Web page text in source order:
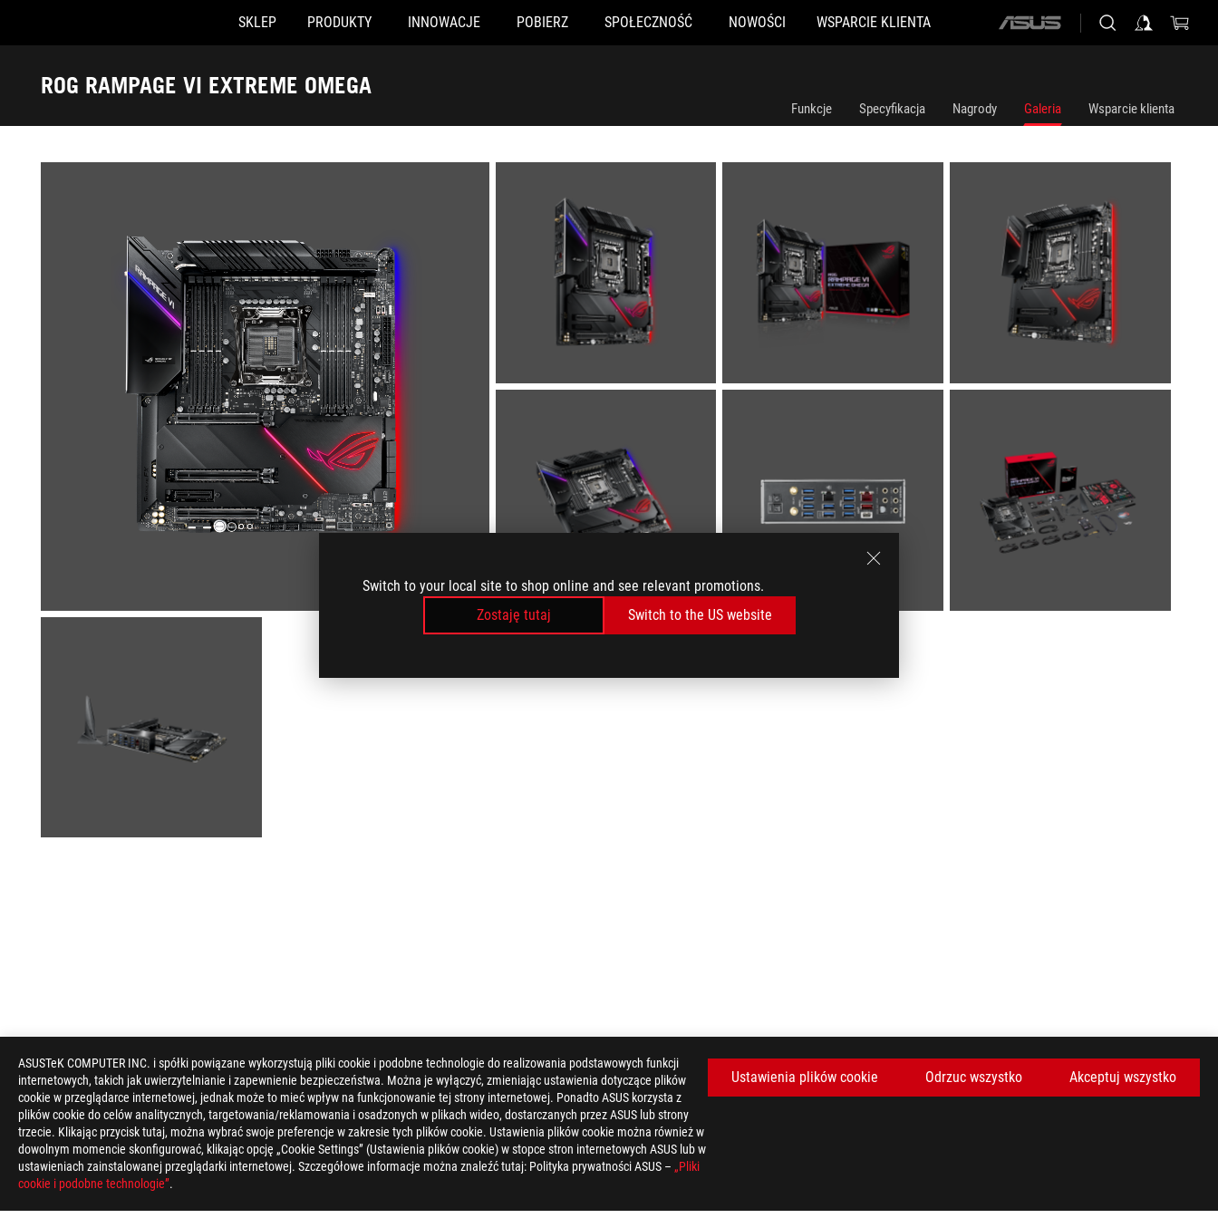
ASUSTeK COMPUTER INC. i spółki powiązane wykorzystują pliki cookie i podobne technologie do realizowania podstawowych funkcji
internetowych, takich jak uwierzytelnianie i zapewnienie bezpieczeństwa. Można je wyłączyć, zmieniając ustawienia dotyczące plików
cookie w przeglądarce internetowej, jednak może to mieć wpływ na funkcjonowanie tej strony internetowej. Ponadto ASUS korzysta z
plików cookie do celów analitycznych, targetowania/reklamowania i osadzonych w plikach wideo, dostarczanych przez ASUS lub strony
trzecie. Klikając przycisk tutaj, można wybrać swoje preferencje w zakresie tych plików cookie. Ustawienia plików cookie można również w
dowolnym momencie skonfigurować, klikając opcję „Cookie Settings” (Ustawienia plików cookie) w stopce stron internetowych ASUS lub w
ustawieniach zainstalowanej przeglądarki internetowej. Szczegółowe informacje można znaleźć tutaj: Polityka prywatności ASUS – „Pliki
cookie i podobne technologie”.
Ustawienia plików cookie Odrzuc wszystko Akceptuj wszystko
Switch to your local site to shop online and see relevant promotions.
Zostaję tutaj
Switch to the US website
Accessibility links
SKLEP PRODUKTY INNOWACJE POBIERZ SPOŁECZNOŚĆ NOWOŚCI WSPARCIE KLIENTA
ASUS
ROG RAMPAGE VI EXTREME OMEGA
Galeria
Funkcje Specyfikacja Nagrody Galeria Wsparcie klienta
ASUS
Footer
> GAMING PŁYTY GŁÓWNE > PŁYTY GŁÓWNE FILTER > ROG RAMPAGE VI EXTREME OMEGA GALLERY
OBSŁUGIWANE TYPY PŁATNOŚCI
ZAREJESTRUJ SIĘ